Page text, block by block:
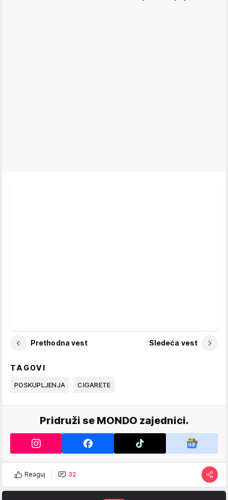
Prethodna vest Sledeća vest
TAGOVI
POSKUPLJENJA CIGARETE
Pridruži se MONDO zajednici.
Reaguj 32